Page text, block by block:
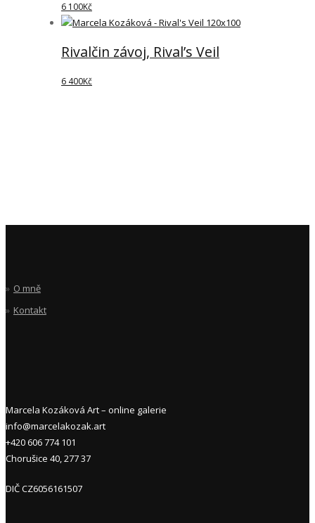
6 100Kč
Rivalčin závoj, Rival’s Veil
6 400Kč
O mně
Kontakt
Marcela Kozáková Art – online galerie
info@marcelakozak.art
+420 606 774 101
Chorušice 40, 277 37
DIČ CZ6056161507